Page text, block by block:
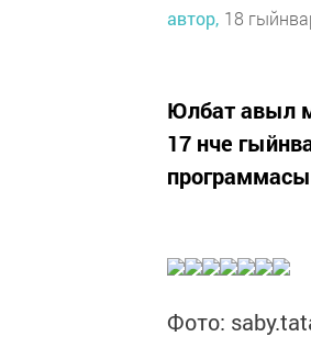
автор, 18
Юлбат авыл
17 нче
Фото: